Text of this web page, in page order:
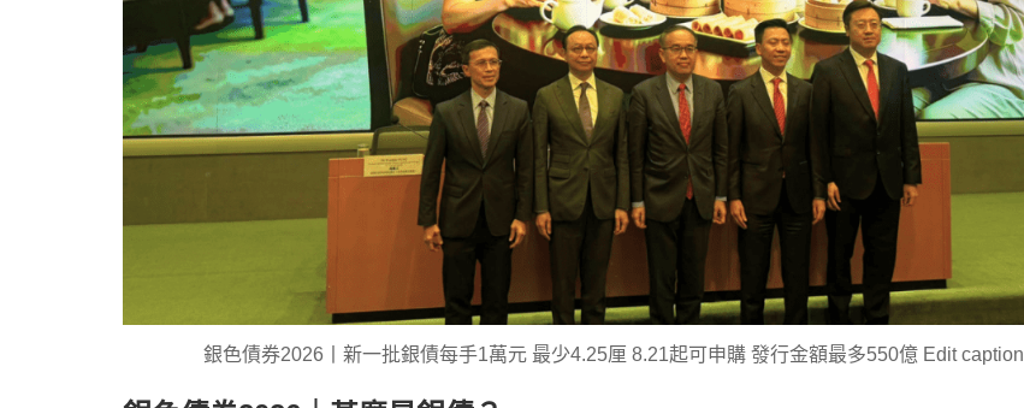
銀色債券2026丨新一批銀債每手1萬元 最少4.25厘 8.21起可申購 發行金額最多550億 Edit caption